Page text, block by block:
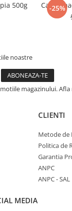
500g
-25%
Cafea
noastre
magazinului.
CLIENTI
Metode de
Politica de
Garantia
ANPC
ANPC - SAL
MEDIA